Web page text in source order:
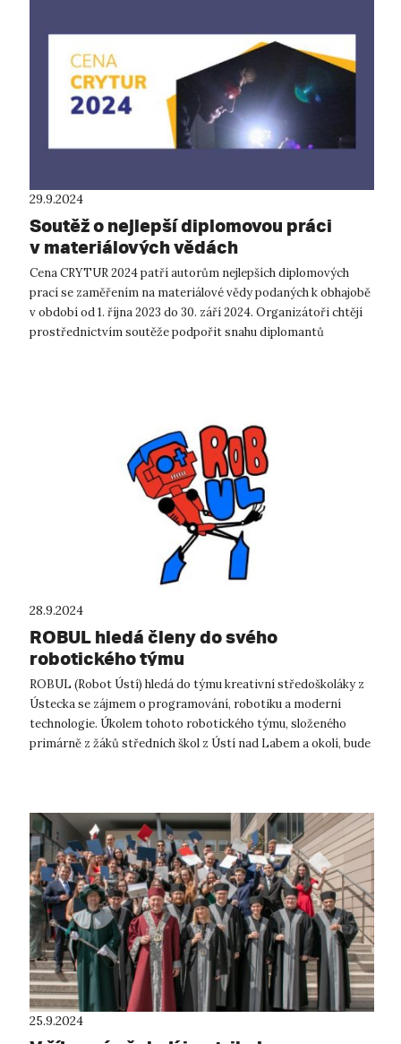
29.9.2024
Soutěž o nejlepší diplomovou práci
v materiálových vědách
Cena CRYTUR 2024 patří autorům nejlepších diplomových
prací se zaměřením na materiálové vědy podaných k obhajobě
v období od 1. října 2023 do 30. září 2024. Organizátoři chtějí
prostřednictvím soutěže podpořit snahu diplomantů
28.9.2024
ROBUL hledá členy do svého
robotického týmu
ROBUL (Robot Ústí) hledá do týmu kreativní středoškoláky z
Ústecka se zájmem o programování, robotiku a moderní
technologie. Úkolem tohoto robotického týmu, složeného
primárně z žáků středních škol z Ústí nad Labem a okolí, bude
25.9.2024